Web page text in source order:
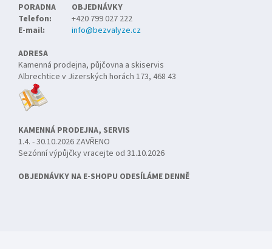
PORADNA
OBJEDNÁVKY
Telefon:
+420 799 027 222
E-mail:
info@bezvalyze.cz
ADRESA
Kamenná prodejna, půjčovna a skiservis
Albrechtice v Jizerských horách 173, 468 43
KAMENNÁ PRODEJNA, SERVIS
1.4. - 30.10.2026 ZAVŘENO
Sezónní výpůjčky vracejte od 31.10.2026
OBJEDNÁVKY NA E-SHOPU ODESÍLÁME DENNĚ